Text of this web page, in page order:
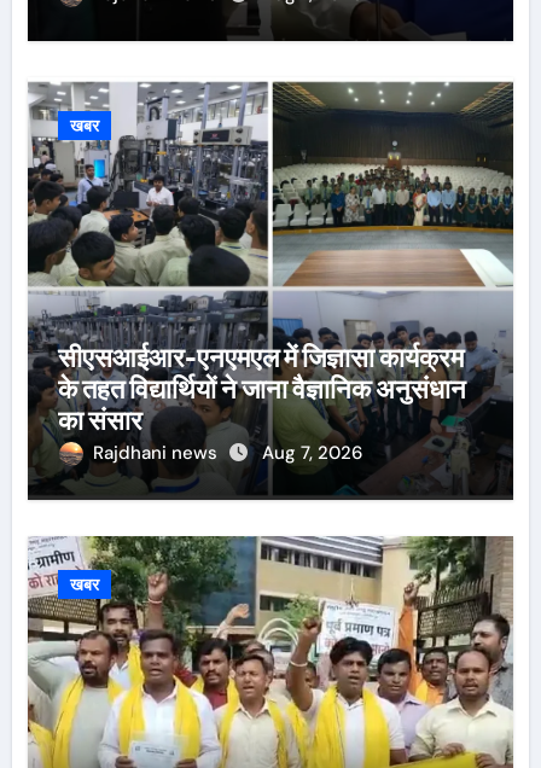
खबर
सीएसआईआर-एनएमएल में जिज्ञासा कार्यक्रम
के तहत विद्यार्थियों ने जाना वैज्ञानिक अनुसंधान
का संसार
Rajdhani news Aug 7, 2026
खबर